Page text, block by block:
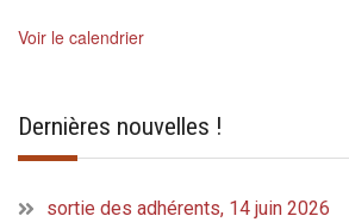
Voir le calendrier
Dernières nouvelles !
sortie des adhérents, 14 juin 2026